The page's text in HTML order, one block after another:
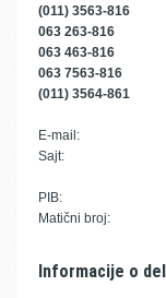
(011) 3563-816
063 263-816
063 463-816
063 7563-816
(011) 3564-861
E-mail:
Sajt:
PIB:
Matični broj:
Informacije o